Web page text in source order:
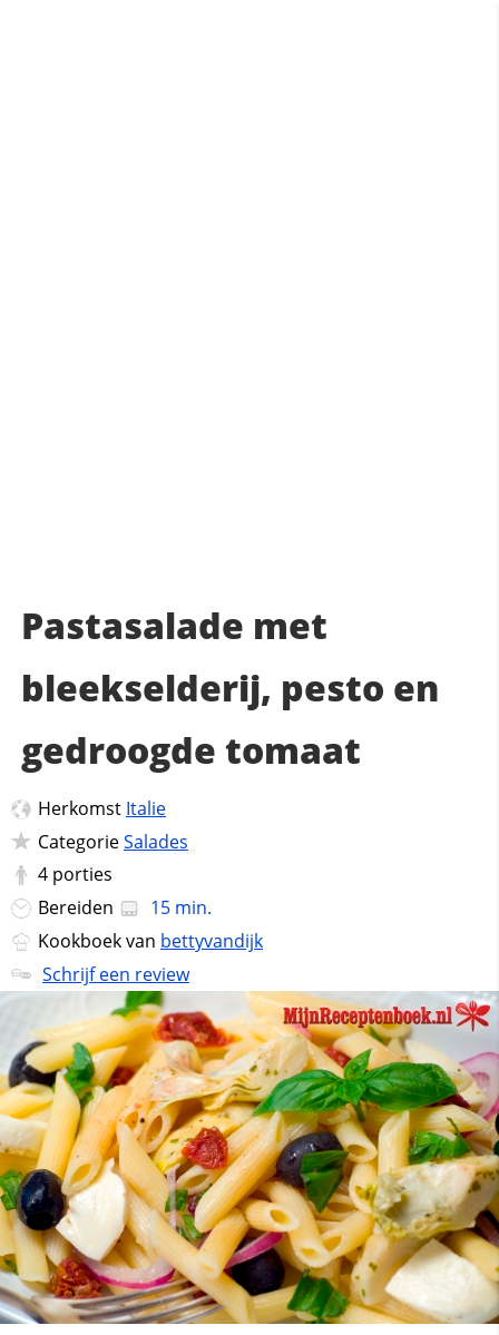
Pastasalade met
bleekselderij, pesto en
gedroogde tomaat
Herkomst Italie
CategorieSalades
4 porties
Bereiden
15 min.
Kookboek van bettyvandijk
Schrijf een review